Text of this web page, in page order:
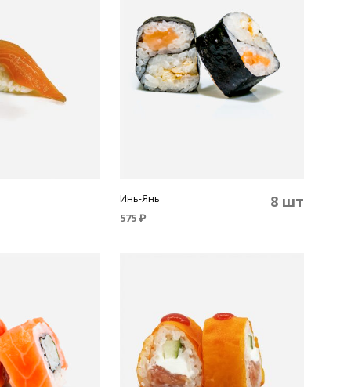
Инь-Янь 8 шт
575₽